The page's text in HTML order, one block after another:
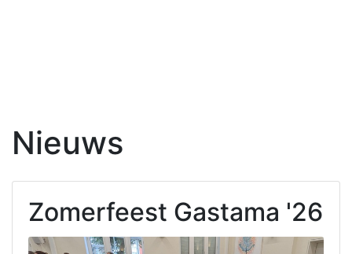
Nieuws
Zomerfeest Gastama '26